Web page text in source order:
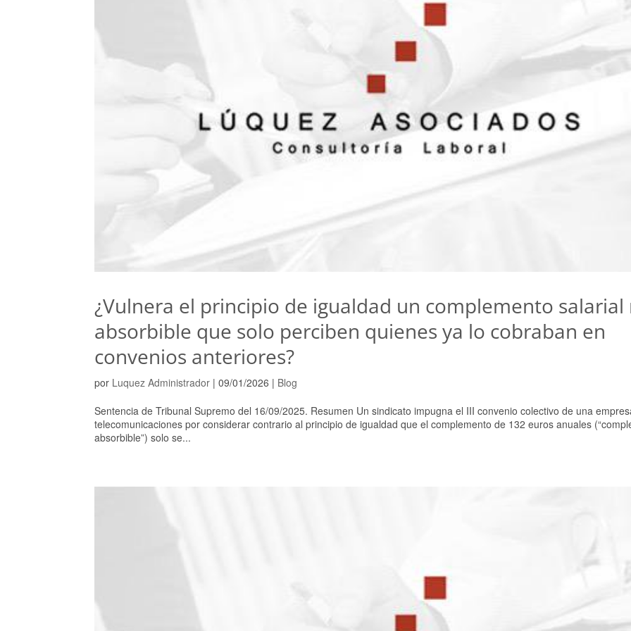
¿Vulnera el principio de igualdad un complemento salarial
absorbible que solo perciben quienes ya lo cobraban en
convenios anteriores?
por Luquez Administrador |09/01/2026 | Blog
Sentencia de Tribunal Supremo del 16/09/2025. Resumen Un sindicato impugna el III convenio colectivo de una
telecomunicaciones por considerar contrario al principio de igualdad que el complemento de 132 euros anuales
absorbible”) solo se...